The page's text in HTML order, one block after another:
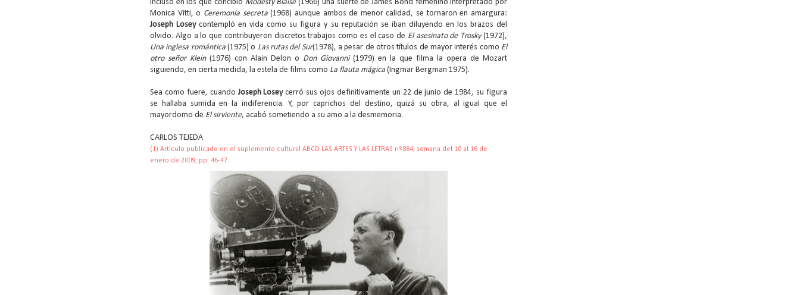
incluso en los que concibió Modesty Blaise(1966) una suerte de James Bond femenino interpretado por
Monica Vitti, o Ceremonia secreta(1968) aunque ambos de menor calidad, se tornaron en amargura:
Joseph Loseycontempló en vida como su figura y su reputación se iban diluyendo en los brazos del
olvido. Algo a lo que contribuyeron discretos trabajos como es el caso de El asesinato de Trosky(1972),
Una inglesa romántica(1975) o Las rutas del Sur(1978), a pesar de otros títulos de mayor interés como El
otro señor Klein(1976) con Alain Delon o Don Giovanni(1979) en la que filma la opera de Mozart
siguiendo, en cierta medida, la estela de films como La flauta mágica (Ingmar Bergman 1975).
Sea como fuere, cuandoJoseph Loseycerró sus ojos definitivamente un 22 de junio de 1984, su figura
se hallaba sumida en la indiferencia. Y, por caprichos del destino, quizá su obra, al igual que el
mayordomo de El sirviente, acabó sometiendo a su amo a la desmemoria.
CARLOS TEJEDA
(1) Artículo publicado en el suplemento cultural ABCD LAS ARTES Y LAS LETRAS nº884, semana del 10 al 16 de
enero de 2009, pp. 46-47.